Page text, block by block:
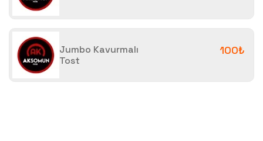
Jumbo Kavurmalı
Tost
100₺